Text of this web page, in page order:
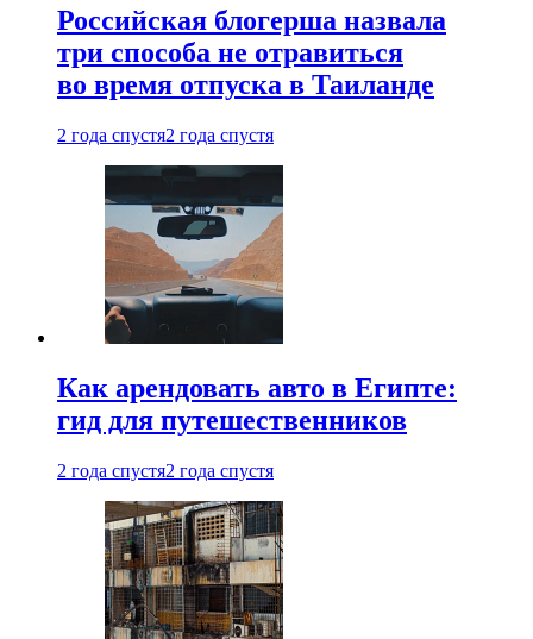
Российская блогерша назвала
три способа не отравиться
во время отпуска в Таиланде
2 года спустя2 года спустя
Как арендовать авто в Египте:
гид для путешественников
2 года спустя2 года спустя